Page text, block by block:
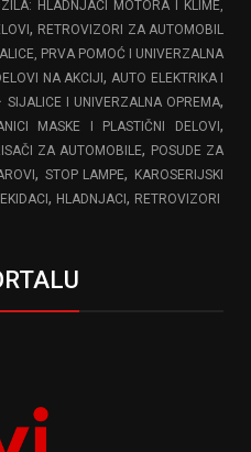
HLADNJACI MOTORA I KLIME,
, RETROVIZORI ZA AUTOMOBIL
PRVA POMOĆ I UNIVERZALNA
NA AKCIJI,AUTO ELEKTRIKA I
SIJALICE I UNIVERZALNA OPREMA,
MASKE I PLASTIČNI DELOVI,
ZA AUTOMOBILE, POSUDE ZA
, STOP LAMPE, KAROSERIJSKI
, HLADNJACI, RETROVIZORI